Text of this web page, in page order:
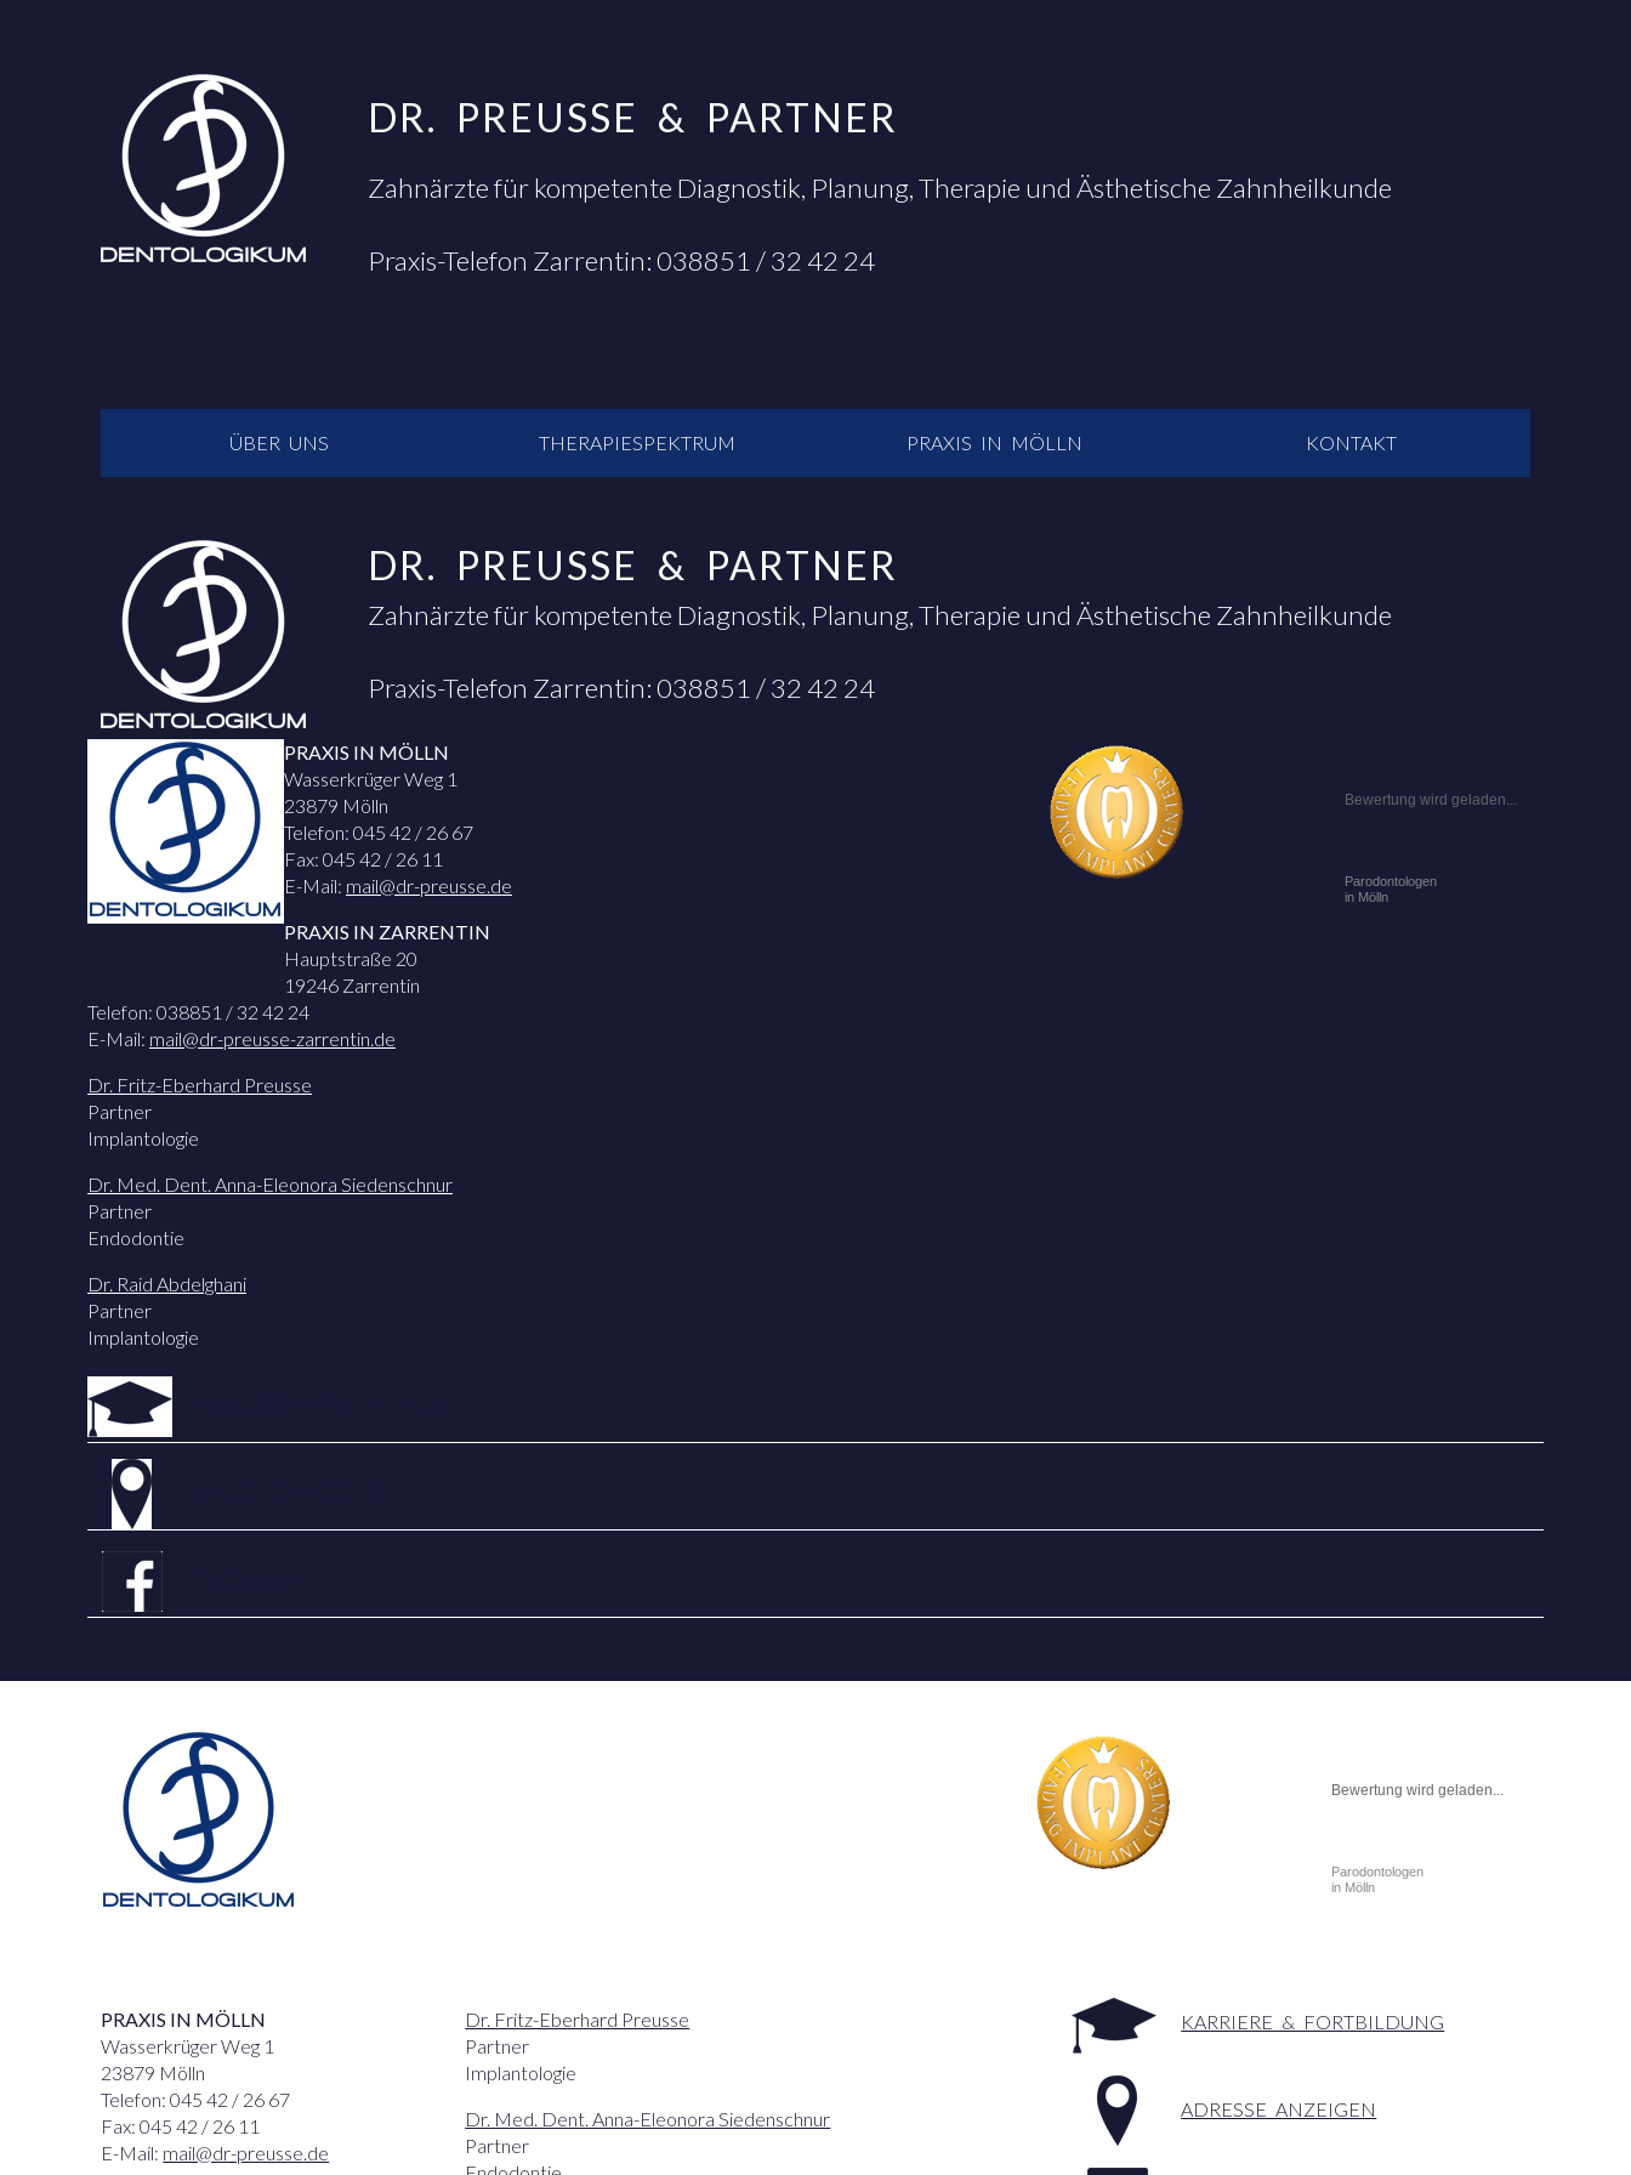
DR. PREUSSE & PARTNER
Zahnärzte für kompetente Diagnostik, Planung, Therapie und Ästhetische Zahnheilkunde
Praxis-Telefon Zarrentin: 038851 / 32 42 24
ÜBER UNS THERAPIESPEKTRUM PRAXIS IN MÖLLN KONTAKT
DR. PREUSSE & PARTNER
Zahnärzte für kompetente Diagnostik, Planung, Therapie und Ästhetische Zahnheilkunde
Praxis-Telefon Zarrentin: 038851 / 32 42 24
Bewertung wird geladen...
Parodontologen
in Mölln
PRAXIS IN MÖLLN
Wasserkrüger Weg 1
23879 Mölln
Telefon: 045 42 / 26 67
Fax: 045 42 / 26 11
E-Mail: mail@dr-preusse.de
PRAXIS IN ZARRENTIN
Hauptstraße 20
19246 Zarrentin
Telefon: 038851 / 32 42 24
E-Mail: mail@dr-preusse-zarrentin.de
Dr. Fritz-Eberhard Preusse
Partner
Implantologie
Dr. Med. Dent. Anna-Eleonora Siedenschnur
Partner
Endodontie
Dr. Raid Abdelghani
Partner
Implantologie
Bewertung wird geladen...
Parodontologen
in Mölln
PRAXIS IN MÖLLN
Wasserkrüger Weg 1
23879 Mölln
Telefon: 045 42 / 26 67
Fax: 045 42 / 26 11
E-Mail: mail@dr-preusse.de
Dr. Fritz-Eberhard Preusse
Partner
Implantologie
Dr. Med. Dent. Anna-Eleonora Siedenschnur
Partner
KARRIERE & FORTBILDUNG
ADRESSE ANZEIGEN